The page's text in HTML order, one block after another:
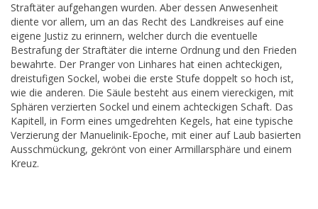
Straftäter aufgehangen wurden. Aber dessen Anwesenheit
diente vor allem, um an das Recht des Landkreises auf eine
eigene Justiz zu erinnern, welcher durch die eventuelle
Bestrafung der Straftäter die interne Ordnung und den Frieden
bewahrte. Der Pranger von Linhares hat einen achteckigen,
dreistufigen Sockel, wobei die erste Stufe doppelt so hoch ist,
wie die anderen. Die Säule besteht aus einem viereckigen, mit
Sphären verzierten Sockel und einem achteckigen Schaft. Das
Kapitell, in Form eines umgedrehten Kegels, hat eine typische
Verzierung der Manuelinik-Epoche, mit einer auf Laub basierten
Ausschmückung, gekrönt von einer Armillarsphäre und einem
Kreuz.